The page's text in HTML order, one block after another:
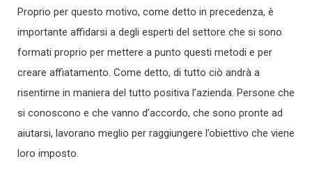
Proprio per questo motivo, come detto in precedenza, è
importante affidarsi a degli esperti del settore che si sono
formati proprio per mettere a punto questi metodi e per
creare affiatamento. Come detto, di tutto ciò andrà a
risentirne in maniera del tutto positiva l’azienda. Persone che
si conoscono e che vanno d’accordo, che sono pronte ad
aiutarsi, lavorano meglio per raggiungere l’obiettivo che viene
loro imposto.